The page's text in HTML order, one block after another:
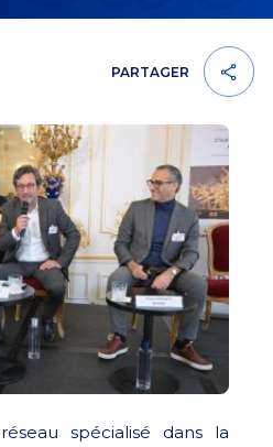
PARTAGER
spécialisé dans la